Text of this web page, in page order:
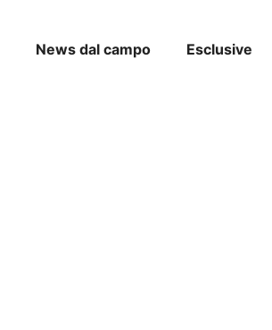
News dal campo Esclusive